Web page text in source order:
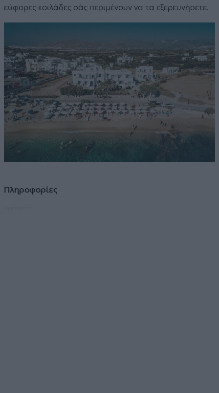
εύφορες κοιλάδες σάς περιμένουν να τα εξερευνήσετε.
Πληροφορίες